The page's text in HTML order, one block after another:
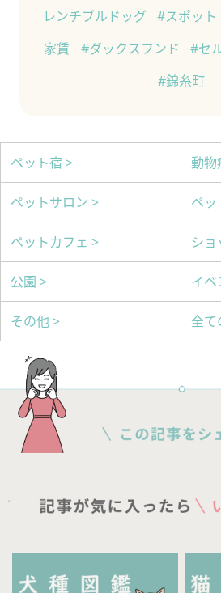
レンチブルドッグ #スポット
家賃
#ダックスフンド
#セ
#錦糸町
ペット宿 > 動物
ペットサロン > ペッ
ペットカフェ > シ
公園 > イベ
その他 > 全て